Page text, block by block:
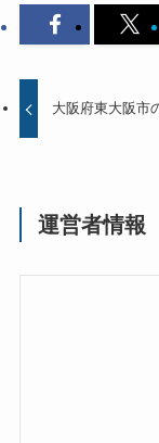
大阪府東大阪市
運営者情報